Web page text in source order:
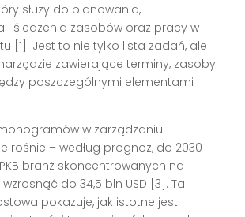
służy do planowania,
i śledzenia zasobów oraz pracy w
[1]. Jest to nie tylko lista zadań, ale
zawierające terminy, zasoby
poszczególnymi elementami
w zarządzaniu
rośnie – według prognoz, do 2030
branż skoncentrowanych na
do 34,5 bln USD [3]. Ta
pokazuje, jak istotne jest